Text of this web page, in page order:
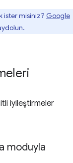
ister misiniz? Google
iyileştirmeler
moduyla